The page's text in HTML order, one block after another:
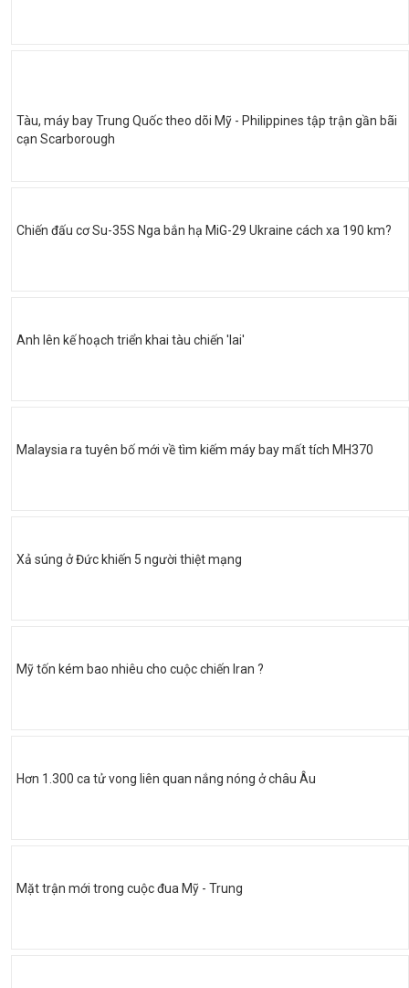
Tàu, máy bay Trung Quốc theo dõi Mỹ - Philippines tập trận gần bãi
cạn Scarborough
Chiến đấu cơ Su-35S Nga bắn hạ MiG-29 Ukraine cách xa 190 km?
Anh lên kế hoạch triển khai tàu chiến 'lai'
Malaysia ra tuyên bố mới về tìm kiếm máy bay mất tích MH370
Xả súng ở Đức khiến 5 người thiệt mạng
Mỹ tốn kém bao nhiêu cho cuộc chiến Iran ?
Hơn 1.300 ca tử vong liên quan nắng nóng ở châu Âu
Mặt trận mới trong cuộc đua Mỹ - Trung